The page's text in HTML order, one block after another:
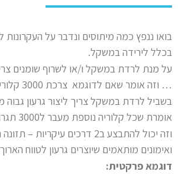
בואו ננפץ כמה מיתוסים ונדבר על העקרונות
בכלל לירידה במשקל.
על מנת לרדת במשקל ו/או לשרוף שומנים
… וזה אומר שאם לדוגמא צרכת 3000 קלוריות ביום
אומרת שכל קלוריה נוספת מעבר ל3000 תגרום לירידה במשקל…
וזה יכול להתבצע ב2 דרכים
ואימונים מותאמים שיוצרים גרעון לטווח
דוגמא פרקטית: